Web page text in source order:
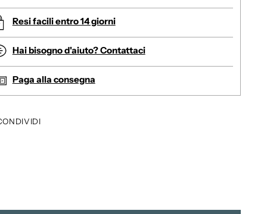
Resi facili entro 14 giorni
Hai bisogno d'aiuto? Contattaci
Paga alla consegna